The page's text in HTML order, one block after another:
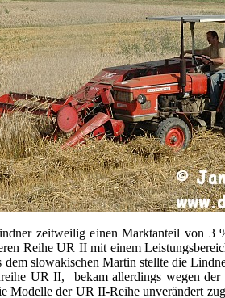
zeitweilig einen Marktanteil von 3
Reihe UR II mit einem
dem slowakischen Martin stellte die
UR II, bekam allerdings wegen
Modelle der UR II-Reihe unverändert